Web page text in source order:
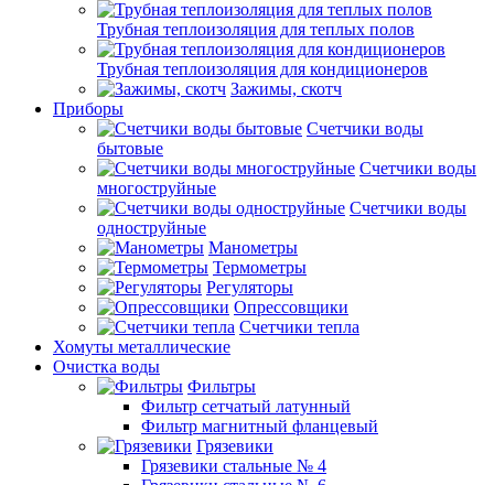
Трубная теплоизоляция для теплых полов
Трубная теплоизоляция для кондиционеров
Зажимы, скотч
Приборы
Счетчики воды
бытовые
Счетчики воды
многоструйные
Счетчики воды
одноструйные
Манометры
Термометры
Регуляторы
Опрессовщики
Счетчики тепла
Хомуты металлические
Очистка воды
Фильтры
Фильтр сетчатый латунный
Фильтр магнитный фланцевый
Грязевики
Грязевики стальные № 4